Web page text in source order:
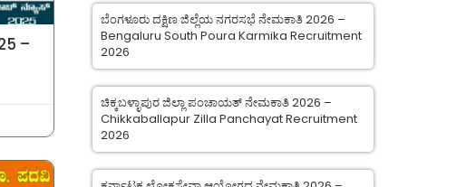
–
ಬೆಂಗಳೂರು ದಕ್ಷಿಣ ಜಿಲ್ಲೆಯ ನಗರಸಭೆ ನೇಮಕಾತಿ 2026 –
Bengaluru South Poura Karmika Recruitment
2026
ಚಿಕ್ಕಬಳ್ಳಾಪುರ ಜಿಲ್ಲಾ ಪಂಚಾಯತ್ ನೇಮಕಾತಿ 2026 –
Chikkaballapur Zilla Panchayat Recruitment
2026